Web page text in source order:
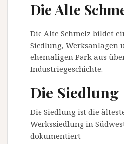
Die Alte
Die Alte Schmelz bildet
Siedlung, Werksanlagen
ehemaligen Park aus
Industriegeschichte.
Die Siedlung
Die Siedlung ist die
Werkssiedlung in
dokumentiert